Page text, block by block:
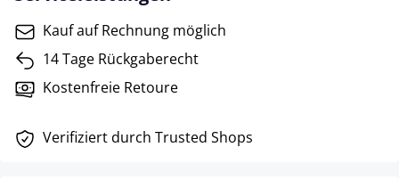
Kauf auf Rechnung möglich
14 Tage Rückgaberecht
Kostenfreie Retoure
Verifiziert durch Trusted Shops